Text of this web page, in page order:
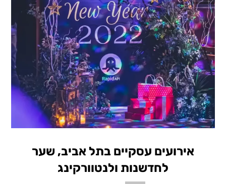
אירועים עסקיים בתל אביב, שער
לחדשנות ולנטוורקינג